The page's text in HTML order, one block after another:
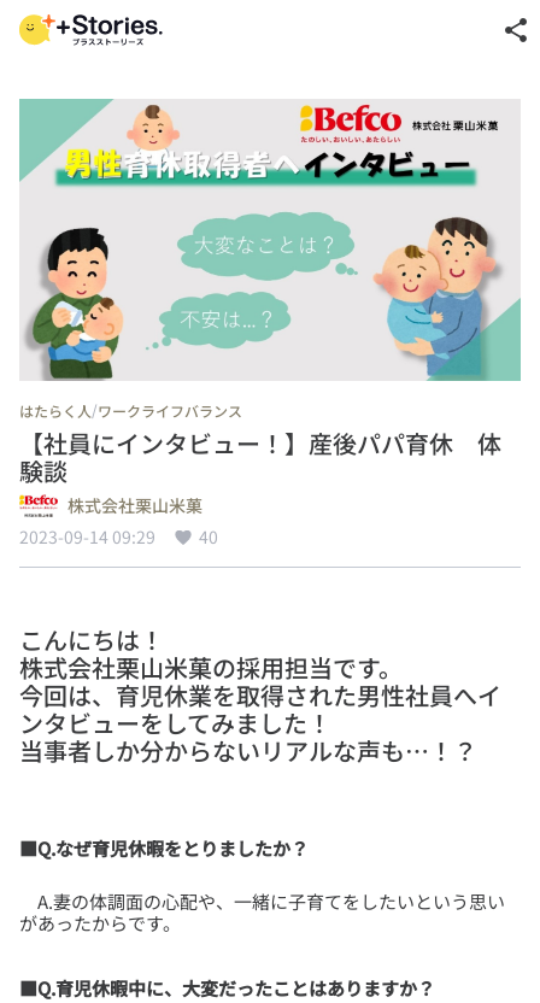
share
はたらく人/ワークライフバランス
【社員にインタビュー！】産後パパ育休 体
験談
株式会社栗山米菓
2023-09-14 09:29
40
こんにちは！
株式会社栗山米菓の採用担当です。
今回は、育児休業を取得された男性社員へイ
ンタビューをしてみました！
■Q.なぜ育児休暇をとりましたか？
A.妻の体調面の心配や、一緒に子育てをしたいという思い
■Q.育児休暇中に、大変だったことはありますか？